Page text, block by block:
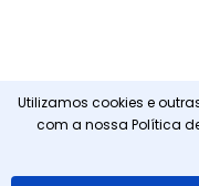
Utilizamos cookies e
com a nossa Política